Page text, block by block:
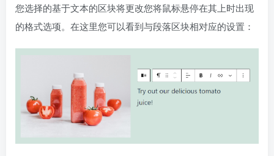
您选择的基于文本的区块将更改您将鼠标悬停在其上时出现
的格式选项。在这里您可以看到与段落区块相对应的设置：